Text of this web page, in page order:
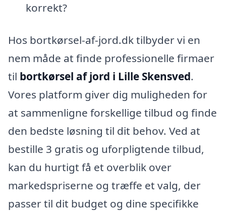
korrekt?
Hos bortkørsel-af-jord.dk tilbyder vi en
nem måde at finde professionelle firmaer
til bortkørsel af jord i Lille Skensved.
Vores platform giver dig muligheden for
at sammenligne forskellige tilbud og finde
den bedste løsning til dit behov. Ved at
bestille 3 gratis og uforpligtende tilbud,
kan du hurtigt få et overblik over
markedspriserne og træffe et valg, der
passer til dit budget og dine specifikke